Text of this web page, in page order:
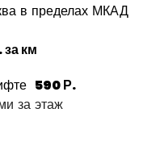
в пределах МКАД
км
590 Р.
за этаж